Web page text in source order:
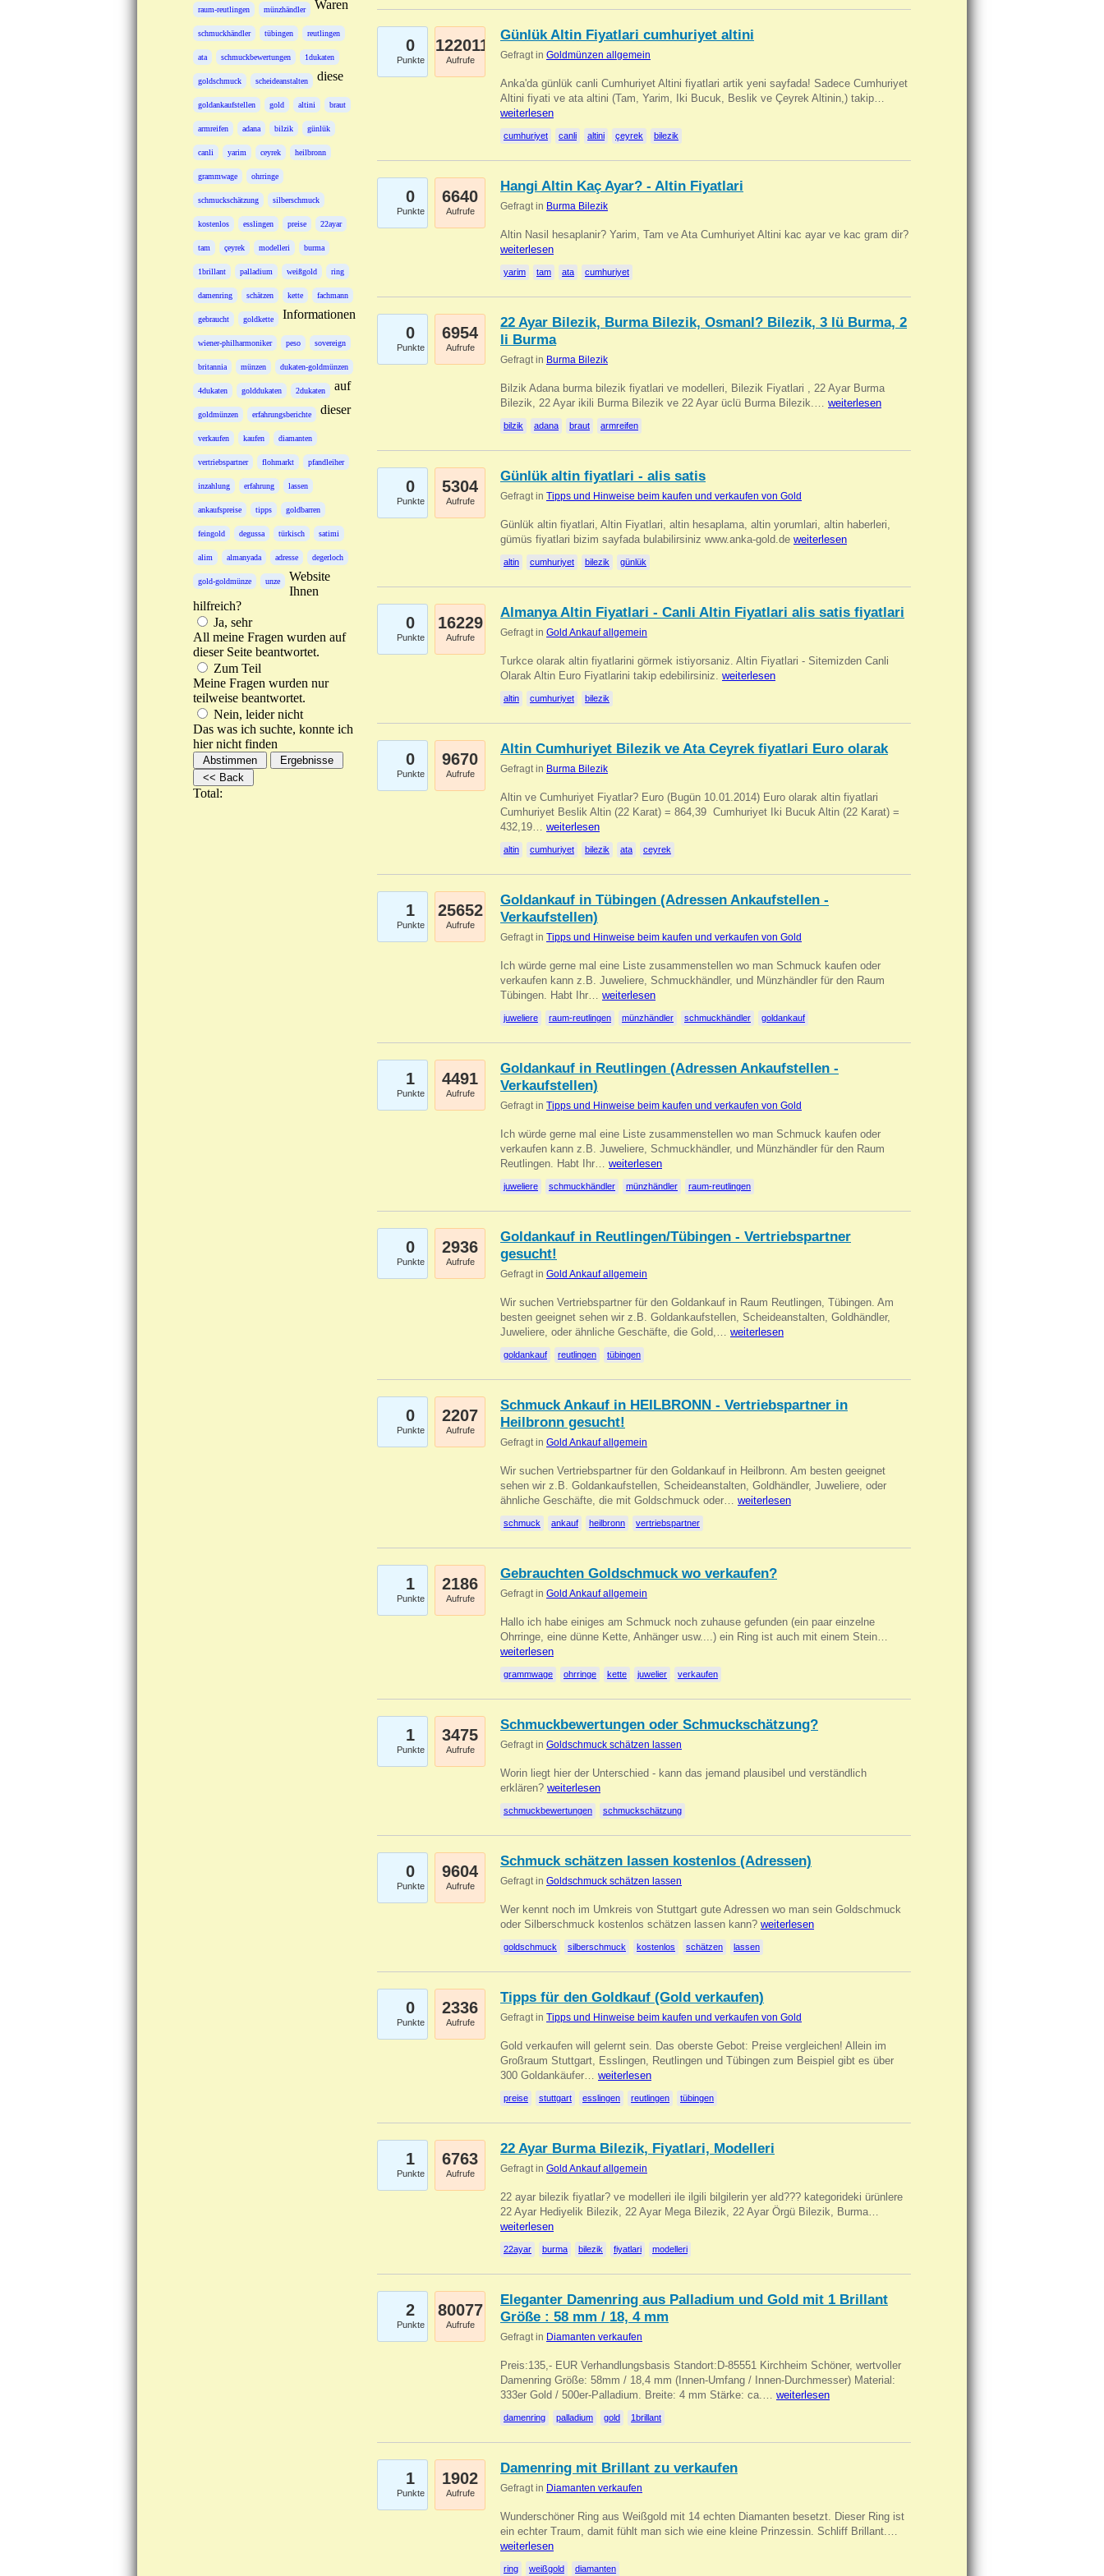
raum-reutlingen münzhändler
schmuckhändler tübingen reutlingen
ata schmuckbewertungen 1dukaten
goldschmuck scheideanstalten
goldankaufstellen gold altini braut
armreifen adana bilzik günlük
canli yarim ceyrek heilbronn
grammwage ohrringe
schmuckschätzung silberschmuck
kostenlos esslingen preise 22ayar
tam çeyrek modelleri burma
1brillant palladium weißgold ring
damenring schätzen kette fachmann
gebraucht goldkette
wiener-philharmoniker peso sovereign
britannia münzen dukaten-goldmünzen
4dukaten golddukaten 2dukaten
goldmünzen erfahrungsberichte
verkaufen kaufen diamanten
vertriebspartner flohmarkt pfandleiher
inzahlung erfahrung lassen
ankaufspreise tipps goldbarren
feingold degussa türkisch satimi
alim almanyada adresse degerloch
gold-goldmünze unze
Waren
diese
Informationen
auf
dieser
Website
Ihnen
hilfreich?
Ja, sehr
All meine Fragen wurden auf
dieser Seite beantwortet.
Zum Teil
Meine Fragen wurden nur
teilweise beantwortet.
Nein, leider nicht
Das was ich suchte, konnte ich
hier nicht finden
Total:
0
Punkte
122011
Aufrufe
Günlük Altin Fiyatlari cumhuriyet altini
Gefragt in Goldmünzen allgemein
Anka'da günlük canli Cumhuriyet Altini fiyatlari artik yeni sayfada! Sadece Cumhuriyet
Altini fiyati ve ata altini (Tam, Yarim, Iki Bucuk, Beslik ve Çeyrek Altinin,) takip…
weiterlesen
cumhuriyet canli altini çeyrek bilezik
0
Punkte
6640
Aufrufe
Hangi Altin Kaç Ayar? - Altin Fiyatlari
Gefragt in Burma Bilezik
Altin Nasil hesaplanir? Yarim, Tam ve Ata Cumhuriyet Altini kac ayar ve kac gram dir?
weiterlesen
yarim tam ata cumhuriyet
0
Punkte
6954
Aufrufe
22 Ayar Bilezik, Burma Bilezik, Osmanl? Bilezik, 3 lü Burma, 2
li Burma
Gefragt in Burma Bilezik
Bilzik Adana burma bilezik fiyatlari ve modelleri, Bilezik Fiyatlari , 22 Ayar Burma
Bilezik, 22 Ayar ikili Burma Bilezik ve 22 Ayar üclü Burma Bilezik.… weiterlesen
bilzik adana braut armreifen
0
Punkte
5304
Aufrufe
Günlük altin fiyatlari - alis satis
Gefragt in Tipps und Hinweise beim kaufen und verkaufen von Gold
Günlük altin fiyatlari, Altin Fiyatlari, altin hesaplama, altin yorumlari, altin haberleri,
gümüs fiyatlari bizim sayfada bulabilirsiniz www.anka-gold.de weiterlesen
altin cumhuriyet bilezik günlük
0
Punkte
16229
Aufrufe
Almanya Altin Fiyatlari - Canli Altin Fiyatlari alis satis fiyatlari
Gefragt in Gold Ankauf allgemein
Turkce olarak altin fiyatlarini görmek istiyorsaniz. Altin Fiyatlari - Sitemizden Canli
Olarak Altin Euro Fiyatlarini takip edebilirsiniz. weiterlesen
altin cumhuriyet bilezik
0
Punkte
9670
Aufrufe
Altin Cumhuriyet Bilezik ve Ata Ceyrek fiyatlari Euro olarak
Gefragt in Burma Bilezik
Altin ve Cumhuriyet Fiyatlar? Euro (Bugün 10.01.2014) Euro olarak altin fiyatlari
Cumhuriyet Beslik Altin (22 Karat) = 864,39  Cumhuriyet Iki Bucuk Altin (22 Karat) =
432,19… weiterlesen
altin cumhuriyet bilezik ata ceyrek
1
Punkte
25652
Aufrufe
Goldankauf in Tübingen (Adressen Ankaufstellen -
Verkaufstellen)
Gefragt in Tipps und Hinweise beim kaufen und verkaufen von Gold
Ich würde gerne mal eine Liste zusammenstellen wo man Schmuck kaufen oder
verkaufen kann z.B. Juweliere, Schmuckhändler, und Münzhändler für den Raum
Tübingen. Habt Ihr… weiterlesen
juweliere raum-reutlingen münzhändler schmuckhändler goldankauf
1
Punkte
4491
Aufrufe
Goldankauf in Reutlingen (Adressen Ankaufstellen -
Verkaufstellen)
Gefragt in Tipps und Hinweise beim kaufen und verkaufen von Gold
Ich würde gerne mal eine Liste zusammenstellen wo man Schmuck kaufen oder
verkaufen kann z.B. Juweliere, Schmuckhändler, und Münzhändler für den Raum
Reutlingen. Habt Ihr… weiterlesen
juweliere schmuckhändler münzhändler raum-reutlingen
0
Punkte
2936
Aufrufe
Goldankauf in Reutlingen/Tübingen - Vertriebspartner
gesucht!
Gefragt in Gold Ankauf allgemein
Wir suchen Vertriebspartner für den Goldankauf in Raum Reutlingen, Tübingen. Am
besten geeignet sehen wir z.B. Goldankaufstellen, Scheideanstalten, Goldhändler,
Juweliere, oder ähnliche Geschäfte, die Gold,… weiterlesen
goldankauf reutlingen tübingen
0
Punkte
2207
Aufrufe
Schmuck Ankauf in HEILBRONN - Vertriebspartner in
Heilbronn gesucht!
Gefragt in Gold Ankauf allgemein
Wir suchen Vertriebspartner für den Goldankauf in Heilbronn. Am besten geeignet
sehen wir z.B. Goldankaufstellen, Scheideanstalten, Goldhändler, Juweliere, oder
ähnliche Geschäfte, die mit Goldschmuck oder… weiterlesen
schmuck ankauf heilbronn vertriebspartner
1
Punkte
2186
Aufrufe
Gebrauchten Goldschmuck wo verkaufen?
Gefragt in Gold Ankauf allgemein
Hallo ich habe einiges am Schmuck noch zuhause gefunden (ein paar einzelne
Ohrringe, eine dünne Kette, Anhänger usw....) ein Ring ist auch mit einem Stein…
weiterlesen
grammwage ohrringe kette juwelier verkaufen
1
Punkte
3475
Aufrufe
Schmuckbewertungen oder Schmuckschätzung?
Gefragt in Goldschmuck schätzen lassen
Worin liegt hier der Unterschied - kann das jemand plausibel und verständlich
erklären? weiterlesen
schmuckbewertungen schmuckschätzung
0
Punkte
9604
Aufrufe
Schmuck schätzen lassen kostenlos (Adressen)
Gefragt in Goldschmuck schätzen lassen
Wer kennt noch im Umkreis von Stuttgart gute Adressen wo man sein Goldschmuck
oder Silberschmuck kostenlos schätzen lassen kann? weiterlesen
goldschmuck silberschmuck kostenlos schätzen lassen
0
Punkte
2336
Aufrufe
Tipps für den Goldkauf (Gold verkaufen)
Gefragt in Tipps und Hinweise beim kaufen und verkaufen von Gold
Gold verkaufen will gelernt sein. Das oberste Gebot: Preise vergleichen! Allein im
Großraum Stuttgart, Esslingen, Reutlingen und Tübingen zum Beispiel gibt es über
300 Goldankäufer… weiterlesen
preise stuttgart esslingen reutlingen tübingen
1
Punkte
6763
Aufrufe
22 Ayar Burma Bilezik, Fiyatlari, Modelleri
Gefragt in Gold Ankauf allgemein
22 ayar bilezik fiyatlar? ve modelleri ile ilgili bilgilerin yer ald??? kategorideki ürünlere
22 Ayar Hediyelik Bilezik, 22 Ayar Mega Bilezik, 22 Ayar Örgü Bilezik, Burma…
weiterlesen
22ayar burma bilezik fiyatlari modelleri
2
Punkte
80077
Aufrufe
Eleganter Damenring aus Palladium und Gold mit 1 Brillant
Größe : 58 mm / 18, 4 mm
Gefragt in Diamanten verkaufen
Preis:135,- EUR Verhandlungsbasis Standort:D-85551 Kirchheim Schöner, wertvoller
Damenring Größe: 58mm / 18,4 mm (Innen-Umfang / Innen-Durchmesser) Material:
333er Gold / 500er-Palladium. Breite: 4 mm Stärke: ca.… weiterlesen
damenring palladium gold 1brillant
1
Punkte
1902
Aufrufe
Damenring mit Brillant zu verkaufen
Gefragt in Diamanten verkaufen
Wunderschöner Ring aus Weißgold mit 14 echten Diamanten besetzt. Dieser Ring ist
ein echter Traum, damit fühlt man sich wie eine kleine Prinzessin. Schliff Brillant.…
weiterlesen
ring weißgold diamanten